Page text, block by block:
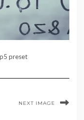
preset
NEXT IMAGE